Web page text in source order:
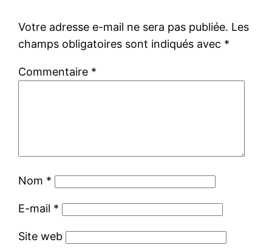
Votre adresse e-mail ne sera pas publiée. Les
champs obligatoires sont indiqués avec *
Commentaire *
Nom *
E-mail *
Site web